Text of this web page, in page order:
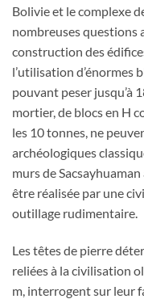
Bolivie et le complexe
nombreuses questions
construction des
l’utilisation d’énormes
pouvant peser jusqu’à
mortier, de blocs en H
les 10 tonnes, ne
archéologiques
murs de
être réalisée par une
outillage rudimentaire.
Les têtes de pierre
reliées à la civilisation
m, interrogent sur leur